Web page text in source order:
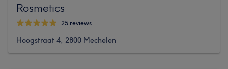
Rosmetics
25 reviews
Hoogstraat 4, 2800 Mechelen